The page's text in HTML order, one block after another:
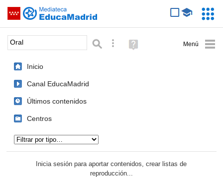
Saltar navegación
Palabra o frase: Búsqueda avanzada
Ayuda
(en
Inicio
Canal EducaMadrid
Últimos contenidos
Centros
Inicia sesión para aportar contenidos, crear listas de
reproducción...